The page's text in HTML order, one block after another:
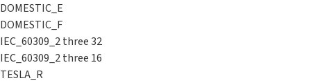
DOMESTIC_E
DOMESTIC_F
IEC_60309_2 three 32
IEC_60309_2 three 16
TESLA_R